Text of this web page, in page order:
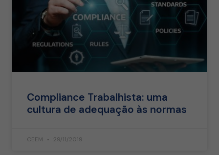
Compliance Trabalhista: uma
cultura de adequação às normas
CEEM 29/11/2019